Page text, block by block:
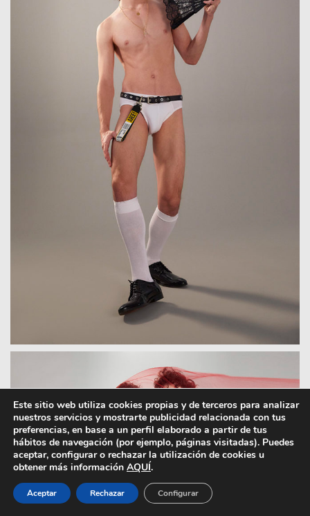
Este sitio web utiliza cookies propias y de terceros para analizar
nuestros servicios y mostrarte publicidad relacionada con tus
preferencias, en base a un perfil elaborado a partir de tus
hábitos de navegación (por ejemplo, páginas visitadas). Puedes
aceptar, configurar o rechazar la utilización de cookies u
obtener más información AQUÍ.
Aceptar Rechazar Configurar